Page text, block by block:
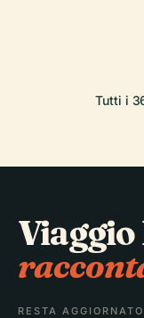
Tutti i
RESTA AGGIORNATO